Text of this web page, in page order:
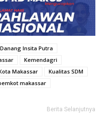
Danang Insita Putra
Kemendagri
Makassar
Kualitas SDM
makassar
Berita Selanjutnya